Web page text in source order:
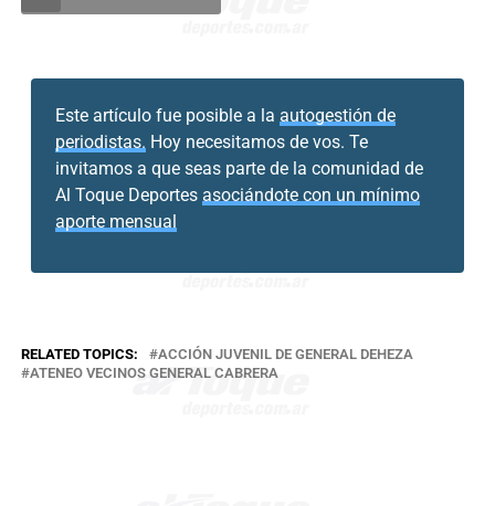
Este artículo fue posible a la autogestión de
periodistas. Hoy necesitamos de vos. Te
invitamos a que seas parte de la comunidad de
Al Toque Deportes asociándote con un mínimo
aporte mensual
RELATED TOPICS:
ACCIÓN JUVENIL DE GENERAL DEHEZA
ATENEO VECINOS GENERAL CABRERA